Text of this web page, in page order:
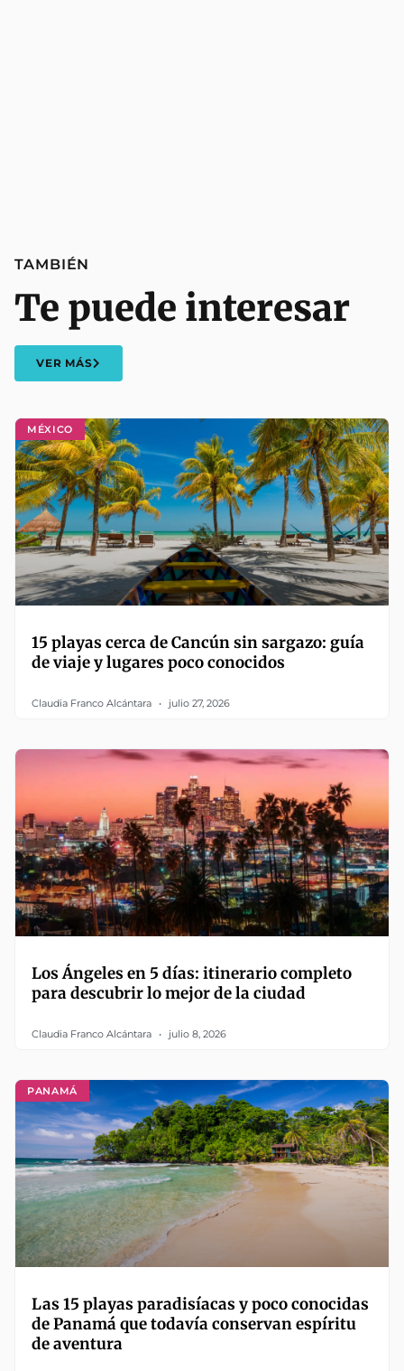
MÉXICO
15 playas cerca de Cancún sin sargazo: guía
de viaje y lugares poco conocidos
Claudia Franco Alcántara julio 27, 2026
Los Ángeles en 5 días: itinerario completo
para descubrir lo mejor de la ciudad
Claudia Franco Alcántara julio 8, 2026
PANAMÁ
Las 15 playas paradisíacas y poco conocidas
de Panamá que todavía conservan espíritu
de aventura
TAMBIÉN
Te puede interesar
VER MÁS